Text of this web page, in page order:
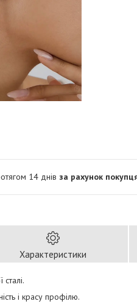
14 днів за рахунок
Характеристики
і красу профілю.